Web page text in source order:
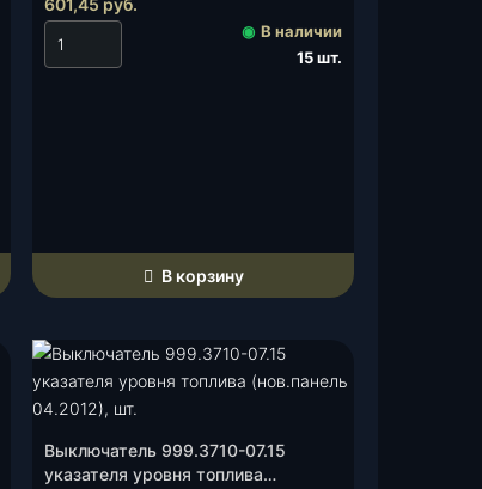
◉ В наличии
15 шт.
В корзину
Выключатель 999.3710-07.15
указателя уровня топлива